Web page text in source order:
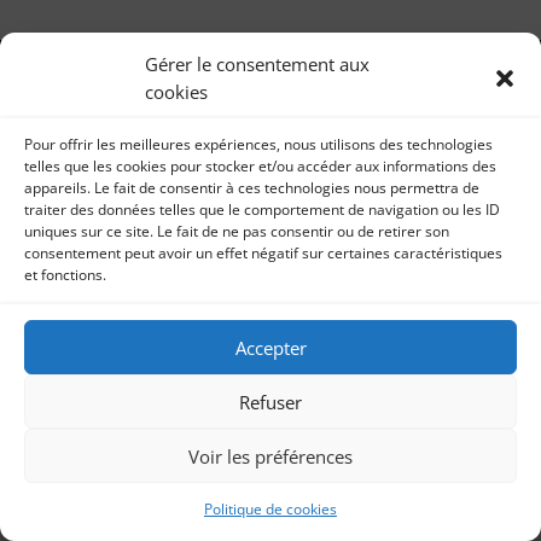
Gérer le consentement aux
cookies
Pour offrir les meilleures expériences, nous utilisons des technologies
telles que les cookies pour stocker et/ou accéder aux informations des
appareils. Le fait de consentir à ces technologies nous permettra de
traiter des données telles que le comportement de navigation ou les ID
uniques sur ce site. Le fait de ne pas consentir ou de retirer son
consentement peut avoir un effet négatif sur certaines caractéristiques
et fonctions.
Accepter
Refuser
Voir les préférences
Politique de cookies